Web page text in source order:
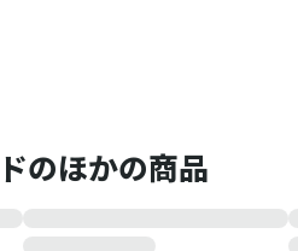
のほかの商品